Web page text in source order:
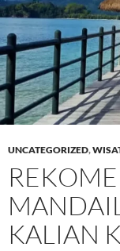
UNCATEGORIZED,
KALIAN